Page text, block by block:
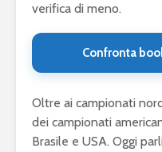
verifica di meno.
Confronta
Oltre ai campionati
dei campionati
Brasile e USA. Oggi